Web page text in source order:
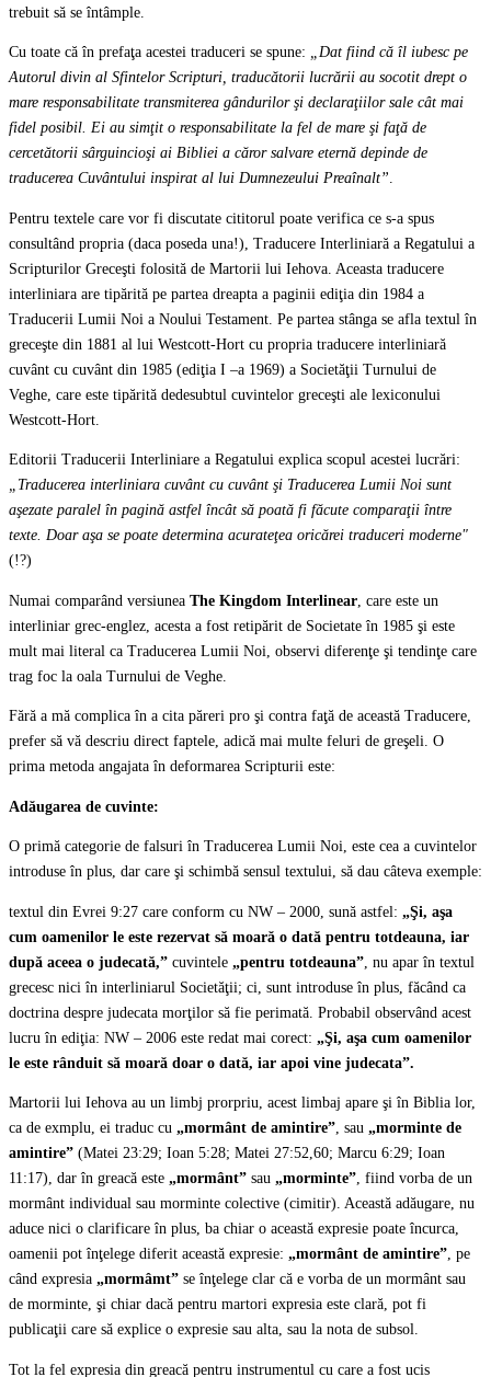
trebuit să se întâmple.
Cu toate că în prefaţa acestei traduceri se spune: „Dat fiind că îl iubesc pe
Autorul divin al Sfintelor Scripturi, traducătorii lucrării au socotit drept o
mare responsabilitate transmiterea gândurilor şi declaraţiilor sale cât mai
fidel posibil. Ei au simţit o responsabilitate la fel de mare şi faţă de
cercetătorii sârguincioşi ai Bibliei a căror salvare eternă depinde de
traducerea Cuvântului inspirat al lui Dumnezeului Preaînalt”.
Pentru textele care vor fi discutate cititorul poate verifica ce s-a spus
consultând propria (daca poseda una!), Traducere Interliniară a Regatului a
Scripturilor Greceşti folosită de Martorii lui Iehova. Aceasta traducere
interliniara are tipărită pe partea dreapta a paginii ediţia din 1984 a
Traducerii Lumii Noi a Noului Testament. Pe partea stânga se afla textul în
greceşte din 1881 al lui Westcott-Hort cu propria traducere interliniară
cuvânt cu cuvânt din 1985 (ediţia I –a 1969) a Societăţii Turnului de
Veghe, care este tipărită dedesubtul cuvintelor greceşti ale lexiconului
Westcott-Hort.
Editorii Traducerii Interliniare a Regatului explica scopul acestei lucrări:
„Traducerea interliniara cuvânt cu cuvânt şi Traducerea Lumii Noi sunt
aşezate paralel în pagină astfel încât să poată fi făcute comparaţii între
texte. Doar aşa se poate determina acurateţea oricărei traduceri moderne"
(!?)
Numai comparând versiunea The Kingdom Interlinear , care este un
interliniar grec-englez, acesta a fost retipărit de Societate în 1985 şi este
mult mai literal ca Traducerea Lumii Noi, observi diferenţe şi tendinţe care
trag foc la oala Turnului de Veghe.
Fără a mă complica în a cita păreri pro şi contra faţă de această Traducere,
prefer să vă descriu direct faptele, adică mai multe feluri de greşeli. O
prima metoda angajata în deformarea Scripturii este:
Adăugarea de cuvinte:
O primă categorie de falsuri în Traducerea Lumii Noi, este cea a cuvintelor
introduse în plus, dar care şi schimbă sensul textului, să dau câteva exemple:
textul din Evrei 9:27 care conform cu NW – 2000, sună astfel: „Şi, aşa
cum oamenilor le este rezervat să moară o dată pentru totdeauna, iar
după aceea o judecată,” cuvintele „pentru totdeauna” , nu apar în textul
grecesc nici în interliniarul Societăţii; ci, sunt introduse în plus, făcând ca
doctrina despre judecata morţilor să fie perimată. Probabil observând acest
lucru în ediţia: NW – 2006 este redat mai corect: „Şi, aşa cum oamenilor
le este rânduit să moară doar o dată, iar apoi vine judecata”.
Martorii lui Iehova au un limbj prorpriu, acest limbaj apare şi în Biblia lor,
ca de exmplu, ei traduc cu „mormânt de amintire”, sau „morminte de
amintire” (Matei 23:29; Ioan 5:28; Matei 27:52,60; Marcu 6:29; Ioan
11:17), dar în greacă este „mormânt” sau „morminte”, fiind vorba de un
mormânt individual sau morminte colective (cimitir). Această adăugare, nu
aduce nici o clarificare în plus, ba chiar o această expresie poate încurca,
oamenii pot înţelege diferit această expresie: „mormânt de amintire”, pe
când expresia „mormâmt” se înţelege clar că e vorba de un mormânt sau
de morminte, şi chiar dacă pentru martori expresia este clară, pot fi
publicaţii care să explice o expresie sau alta, sau la nota de subsol.
Tot la fel expresia din greacă pentru instrumentul cu care a fost ucis